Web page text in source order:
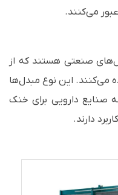
می‌کنند.
صنعتی هستند که از
می‌کنند. این نوع مبدل‌ها
صنایع دارویی برای خنک
دارند.